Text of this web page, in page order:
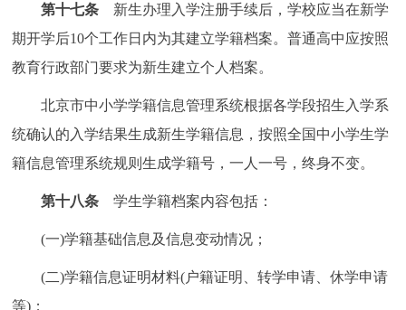
第十七条 新生办理入学注册手续后，学校应当在新学
期开学后10个工作日内为其建立学籍档案。普通高中应按照
教育行政部门要求为新生建立个人档案。
北京市中小学学籍信息管理系统根据各学段招生入学系
统确认的入学结果生成新生学籍信息，按照全国中小学生学
籍信息管理系统规则生成学籍号，一人一号，终身不变。
第十八条 学生学籍档案内容包括：
(一)学籍基础信息及信息变动情况；
(二)学籍信息证明材料(户籍证明、转学申请、休学申请
等)；